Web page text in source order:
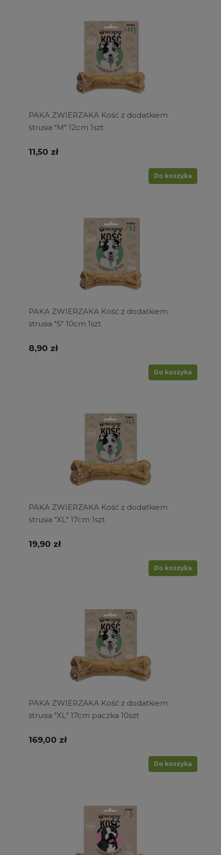
PAKA ZWIERZAKA Kość z dodatkiem
strusia "M" 12cm 1szt
11,50 zł
Do koszyka
PAKA ZWIERZAKA Kość z dodatkiem
strusia "S" 10cm 1szt
8,90 zł
Do koszyka
PAKA ZWIERZAKA Kość z dodatkiem
strusia "XL" 17cm 1szt
19,90 zł
Do koszyka
PAKA ZWIERZAKA Kość z dodatkiem
strusia "XL" 17cm paczka 10szt
169,00 zł
Do koszyka